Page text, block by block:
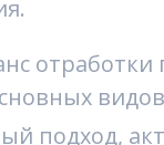
подход,